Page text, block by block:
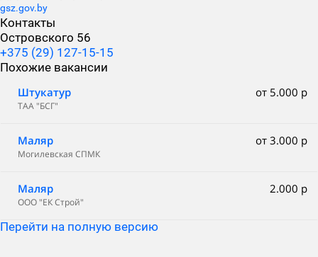
gsz.gov.by
Контакты
Островского 56
+375 (29) 127-15-15
Похожие вакансии
Штукатур
ТАА "БСГ"
от 5.000 р
Маляр
Могилевская СПМК
от 3.000 р
Маляр
ООО "ЕК Строй"
2.000 р
Перейти на полную версию